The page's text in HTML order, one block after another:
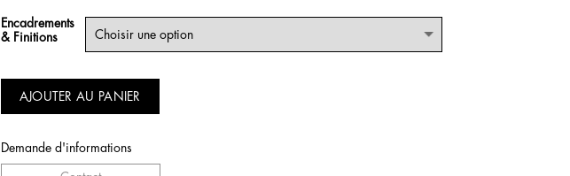
Encadrements
& Finitions
AJOUTER AU PANIER
Demande d'informations